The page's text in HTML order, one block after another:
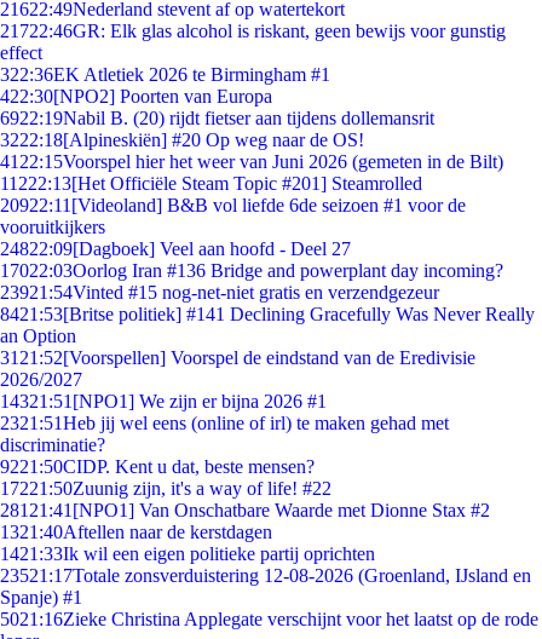
21622:49Nederland stevent af op watertekort
21722:46GR: Elk glas alcohol is riskant, geen bewijs voor gunstig
effect
322:36EK Atletiek 2026 te Birmingham #1
422:30[NPO2] Poorten van Europa
6922:19Nabil B. (20) rijdt fietser aan tijdens dollemansrit
3222:18[Alpineskiën] #20 Op weg naar de OS!
41 22:15Voorspel hier het weer van Juni 2026 (gemeten in de Bilt)
11222:13[Het Officiële Steam Topic #201] Steamrolled
20922:11 [Videoland] B&B vol liefde 6de seizoen #1 voor de
vooruitkijkers
24822:09[Dagboek] Veel aan hoofd - Deel 27
17022:03Oorlog Iran #136 Bridge and powerplant day incoming?
23921:54Vinted #15 nog-net-niet gratis en verzendgezeur
8421:53[Britse politiek] #141 Declining Gracefully Was Never Really
an Option
31 21:52[Voorspellen] Voorspel de eindstand van de Eredivisie
2026/2027
14321:51 [NPO1] We zijn er bijna 2026 #1
2321:51Heb jij wel eens (online of irl) te maken gehad met
discriminatie?
9221:50CIDP. Kent u dat, beste mensen?
17221:50Zuunig zijn, it's a way of life! #22
281 21:41 [NPO1] Van Onschatbare Waarde met Dionne Stax #2
1321:40Aftellen naar de kerstdagen
1421:33Ik wil een eigen politieke partij oprichten
23521:17Totale zonsverduistering 12-08-2026 (Groenland, IJsland en
Spanje) #1
5021:16Zieke Christina Applegate verschijnt voor het laatst op de rode